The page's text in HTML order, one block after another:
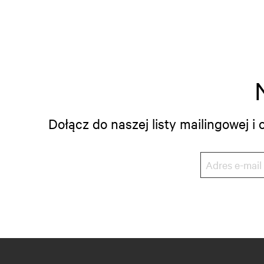
Dołącz do naszej listy mailingowej